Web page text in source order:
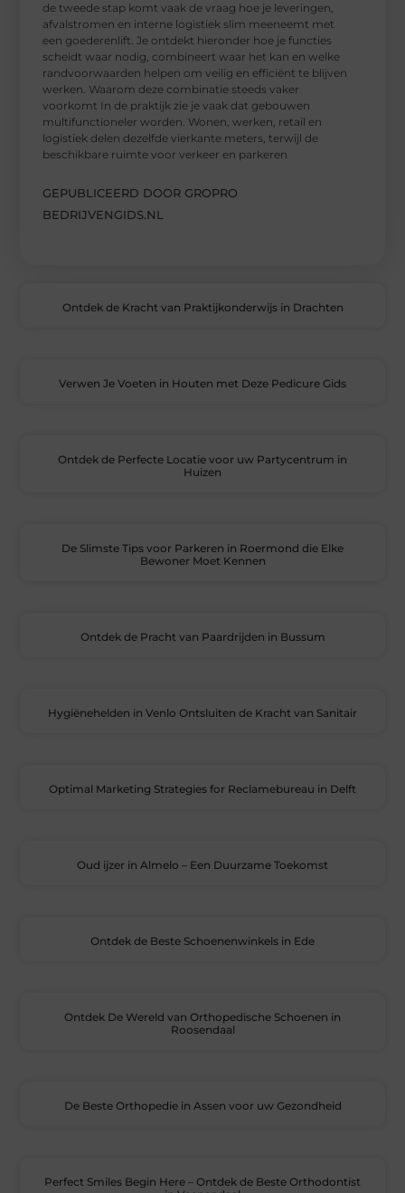
de tweede stap komt vaak de vraag hoe je leveringen,
afvalstromen en interne logistiek slim meeneemt met
een goederenlift. Je ontdekt hieronder hoe je functies
scheidt waar nodig, combineert waar het kan en welke
randvoorwaarden helpen om veilig en efficiënt te blijven
werken. Waarom deze combinatie steeds vaker
voorkomt In de praktijk zie je vaak dat gebouwen
multifunctioneler worden. Wonen, werken, retail en
logistiek delen dezelfde vierkante meters, terwijl de
beschikbare ruimte voor verkeer en parkeren
GEPUBLICEERD DOOR GROPRO
BEDRIJVENGIDS.NL
Ontdek de Kracht van Praktijkonderwijs in Drachten
Verwen Je Voeten in Houten met Deze Pedicure Gids
Ontdek de Perfecte Locatie voor uw Partycentrum in
Huizen
De Slimste Tips voor Parkeren in Roermond die Elke
Bewoner Moet Kennen
Ontdek de Pracht van Paardrijden in Bussum
Hygiënehelden in Venlo Ontsluiten de Kracht van Sanitair
Optimal Marketing Strategies for Reclamebureau in Delft
Oud ijzer in Almelo – Een Duurzame Toekomst
Ontdek de Beste Schoenenwinkels in Ede
Ontdek De Wereld van Orthopedische Schoenen in
Roosendaal
De Beste Orthopedie in Assen voor uw Gezondheid
Perfect Smiles Begin Here – Ontdek de Beste Orthodontist